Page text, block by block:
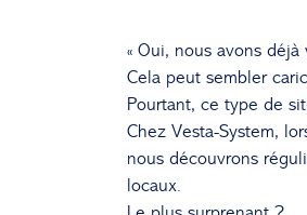
« Oui, nous avons
Cela peut sembler
Pourtant, ce type de
Chez Vesta-System,
nous découvrons
locaux.